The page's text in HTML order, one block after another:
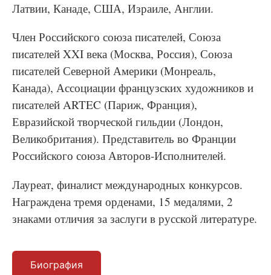
Латвии, Канаде, США, Израиле, Англии.
Член Российского союза писателей, Союза
писателей XXI века (Москва, Россия), Союза
писателей Северной Америки (Монреаль,
Канада), Ассоциации французских художников и
писателей ARTEC (Париж, Франция),
Евразийской творческой гильдии (Лондон,
Великобритания). Представитель во Франции
Российского союза Авторов-Исполнителей.
Лауреат, финалист международных конкурсов.
Награждена тремя орденами, 15 медалями, 2
знаками отличия за заслуги в русской литературе.
Биография